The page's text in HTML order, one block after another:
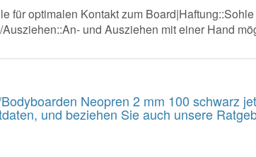
für optimalen Kontakt zum
und Ausziehen mit einer Hand
Neopren 2 mm 100 schwarz
und beziehen Sie auch unsere